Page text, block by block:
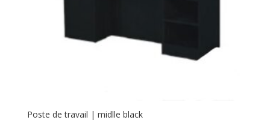
Poste de travail | midlle black